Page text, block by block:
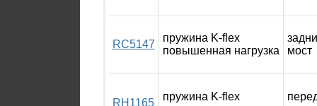
RC5147
пружина K-flex
повышенная нагрузка
мост
RH1165
пружина K-flex